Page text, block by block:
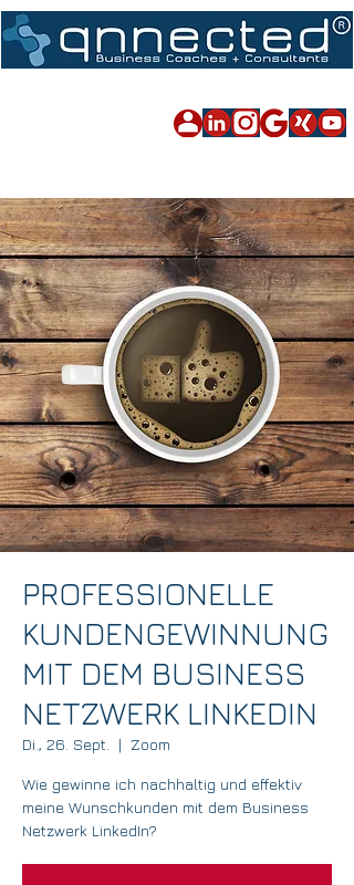
PROFESSIONELLE
KUNDENGEWINNUNG
MIT DEM BUSINESS
NETZWERK LINKEDIN
Di., 26. Sept.
  |
Zoom
Wie gewinne ich nachhaltig und effektiv
meine Wunschkunden mit dem Business
Netzwerk LinkedIn?